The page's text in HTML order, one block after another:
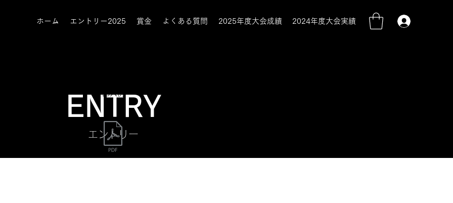
ホーム エントリー2025 賞金 よくある質問 2025年度大会成績 2024年度大会実績
ENTRY
エントリー
記入例